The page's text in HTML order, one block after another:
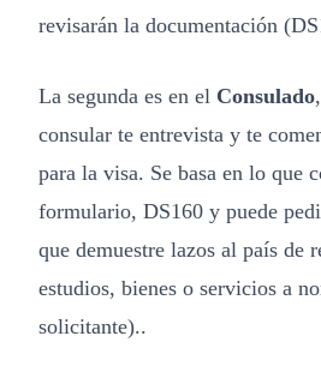
revisarán la documentación
La segunda es en el Consulado
consular te entrevista y te
para la visa. Se basa en lo que
formulario, DS160 y puede
que demuestre lazos al país de
estudios, bienes o servicios a
solicitante)..